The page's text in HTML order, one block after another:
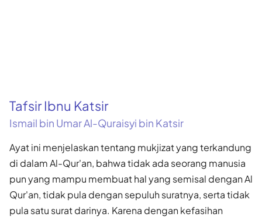
Tafsir Ibnu Katsir
Ismail bin Umar Al-Quraisyi bin Katsir
Ayat ini menjelaskan tentang mukjizat yang terkandung
di dalam Al-Qur'an, bahwa tidak ada seorang manusia
pun yang mampu membuat hal yang semisal dengan Al
Qur'an, tidak pula dengan sepuluh suratnya, serta tidak
pula satu surat darinya. Karena dengan kefasihan